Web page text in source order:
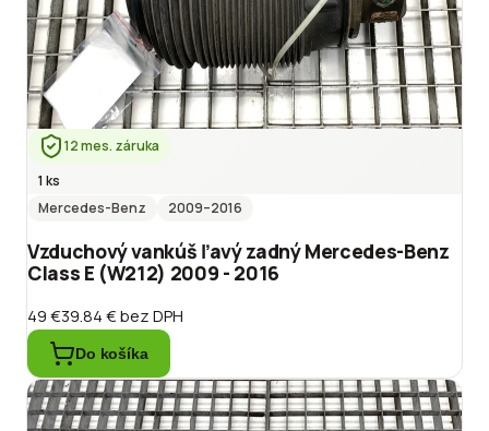
12 mes. záruka
1 ks
Mercedes-Benz
2009–2016
Vzduchový vankúš ľavý zadný Mercedes-Benz
Class E (W212) 2009 - 2016
49 €39.84 €bez DPH
Do košíka